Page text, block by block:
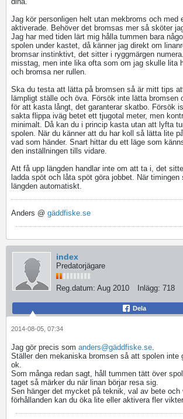
Jag kör personligen helt utan mekbroms och med
aktiverade. Behöver det bromsas mer så sköter
Jag har med tiden lärt mig hålla tummen bara
spolen under kastet, då känner jag direkt om
bromsar instinktivt, det sitter i ryggmärgen
misstag, men inte lika ofta som om jag skulle lita
och bromsa ner rullen.
Ska du testa att lätta på bromsen så är mitt tips
lämpligt ställe och öva. Försök inte lätta bromsen
för att kasta långt, det garanterar skatbo. Försök
sakta flippa iväg betet ett tjugotal meter, men
minimalt. Då kan du i princip kasta utan att lyfta
spolen. När du känner att du har koll så lätta lite
vad som händer. Snart hittar du ett läge som
den inställningen tills vidare.
Att få upp längden handlar inte om att ta i, det
ladda spöt och låta spöt göra jobbet. När timingen
längden automatiskt.
Anders @ gäddfiske.se
index
Predatorjägare
Reg.datum: Aug 2010 Inlägg: 718
Dela
2014-08-05, 07:34
Jag gör precis som anders@gäddfiske.se.
Ställer den mekaniska bromsen så att spolen inte
ok.
Som många redan sagt, håll tummen tätt över
taget så märker du när linan börjar resa sig.
Sen hänger det mycket på teknik, val av bete och
förhållanden kan du öka lite eller aktivera fler